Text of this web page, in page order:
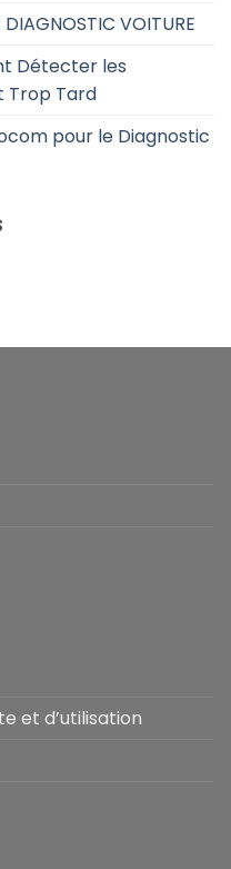
VOITURE
Détecter les
Trop Tard
pour le Diagnostic
et d’utilisation